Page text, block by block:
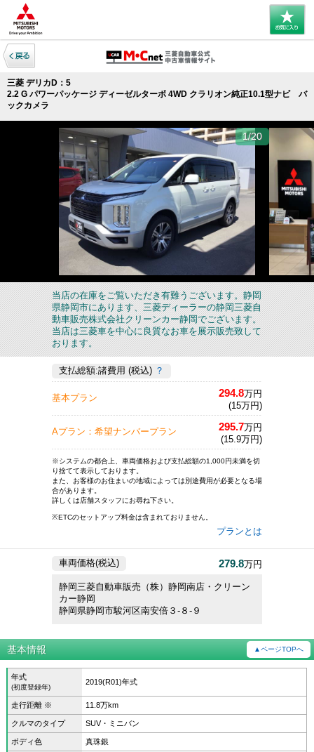
三菱 デリカD：5
2.2 G パワーパッケージ ディーゼルターボ 4WD クラリオン純正10.1型ナビ バ
ックカメラ
1/20
当店の在庫をご覧いただき有難うございます。静岡
県静岡市にあります、三菱ディーラーの静岡三菱自
動車販売株式会社クリーンカー静岡でございます。
当店は三菱車を中心に良質なお車を展示販売致して
おります。
支払総額:諸費用 (税込) ？
基本プラン 294.8万円
(15万円)
Aプラン：希望ナンバープラン 295.7万円
(15.9万円)
※システムの都合上、車両価格および支払総額の1,000円未満を切
り捨てて表示しております。
また、お客様のお住まいの地域によっては別途費用が必要となる場
合があります。
詳しくは店舗スタッフにお尋ね下さい。
※ETCのセットアップ料金は含まれておりません。
プランとは
車両価格(税込) 279.8万円
静岡三菱自動車販売（株）静岡南店・クリーン
カー静岡
静岡県静岡市駿河区南安倍３‐８‐９
基本情報 ▲ページTOPへ
年式
(初度登録年)
2019(R01)年式
走行距離 ※ 11.8万km
クルマのタイプ SUV・ミニバン
ボディ色 真珠銀